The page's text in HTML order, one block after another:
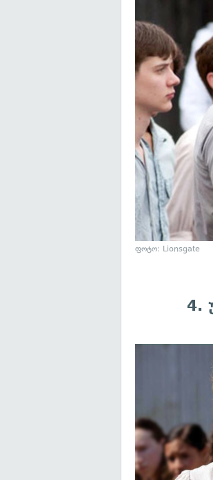
ფოტო: Lionsgate
4.